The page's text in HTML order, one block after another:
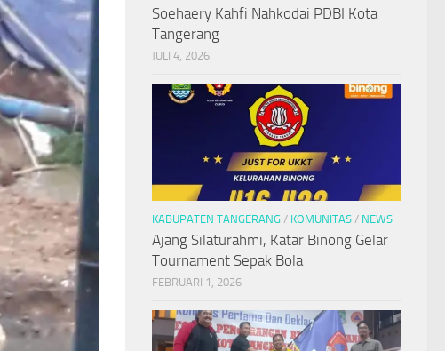
Soehaery Kahfi Nahkodai PDBI Kota
Tangerang
JULI 4, 2026
KABUPATEN TANGERANG / KOMUNITAS / NEWS
Ajang Silaturahmi, Katar Binong Gelar
Tournament Sepak Bola
FEBRUARI 1, 2026